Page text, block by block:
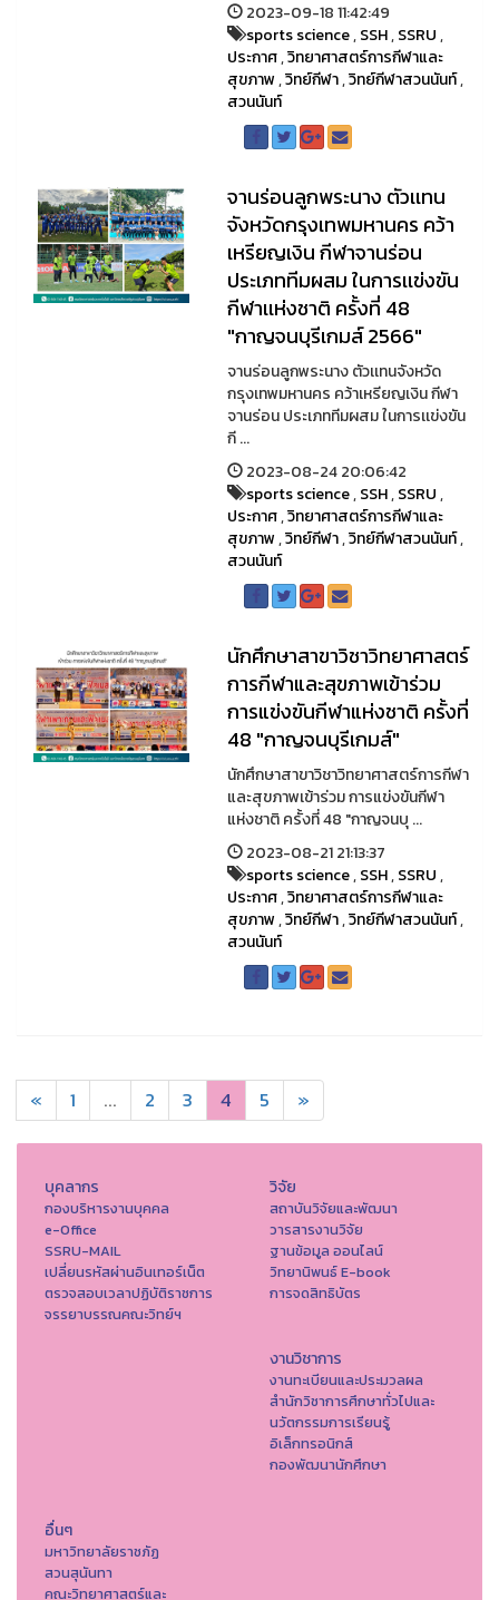
2023-09-18 11:42:49
sports science,SSH,SSRU,
ประกาศ,วิทยาศาสตร์การกีฬาและ
สุขภาพ,วิทย์กีฬา,วิทย์กีฬาสวนนันท์,
สวนนันท์
จานร่อนลูกพระนาง ตัวเเทน
จังหวัดกรุงเทพมหานคร คว้า
เหรียญเงิน กีฬาจานร่อน
ประเภททีมผสม ในการเเข่งขัน
กีฬาเเห่งชาติ ครั้งที่ 48
"กาญจนบุรีเกมส์ 2566"
จานร่อนลูกพระนาง ตัวเเทนจังหวัด
กรุงเทพมหานคร คว้าเหรียญเงิน กีฬา
จานร่อน ประเภททีมผสม ในการเเข่งขัน
กี ...
2023-08-24 20:06:42
sports science,SSH,SSRU,
ประกาศ,วิทยาศาสตร์การกีฬาและ
สุขภาพ,วิทย์กีฬา,วิทย์กีฬาสวนนันท์,
สวนนันท์
นักศึกษาสาขาวิชาวิทยาศาสตร์
การกีฬาและสุขภาพเข้าร่วม
การแข่งขันกีฬาแห่งชาติ ครั้งที่
48 "กาญจนบุรีเกมส์"
นักศึกษาสาขาวิชาวิทยาศาสตร์การกีฬา
และสุขภาพเข้าร่วม การแข่งขันกีฬา
แห่งชาติ ครั้งที่ 48 "กาญจนบุ ...
2023-08-21 21:13:37
sports science,SSH,SSRU,
ประกาศ,วิทยาศาสตร์การกีฬาและ
สุขภาพ,วิทย์กีฬา,วิทย์กีฬาสวนนันท์,
สวนนันท์
« 1 ... 2 3 4 5 »
บุคลากร
กองบริหารงานบุคคล
e-Office
SSRU-MAIL
เปลี่ยนรหัสผ่านอินเทอร์เน็ต
ตรวจสอบเวลาปฏิบัติราชการ
จรรยาบรรณคณะวิทย์ฯ
วิจัย
สถาบันวิจัยและพัฒนา
วารสารงานวิจัย
ฐานข้อมูล ออนไลน์
วิทยานิพนธ์ E-book
การจดสิทธิบัตร
งานวิชาการ
งานทะเบียนและประมวลผล
สำนักวิชาการศึกษาทั่วไปและ
นวัตกรรมการเรียนรู้
อิเล็กทรอนิกส์
กองพัฒนานักศึกษา
อื่นๆ
มหาวิทยาลัยราชภัฏ
สวนสุนันทา
คณะวิทยาศาสตร์และ